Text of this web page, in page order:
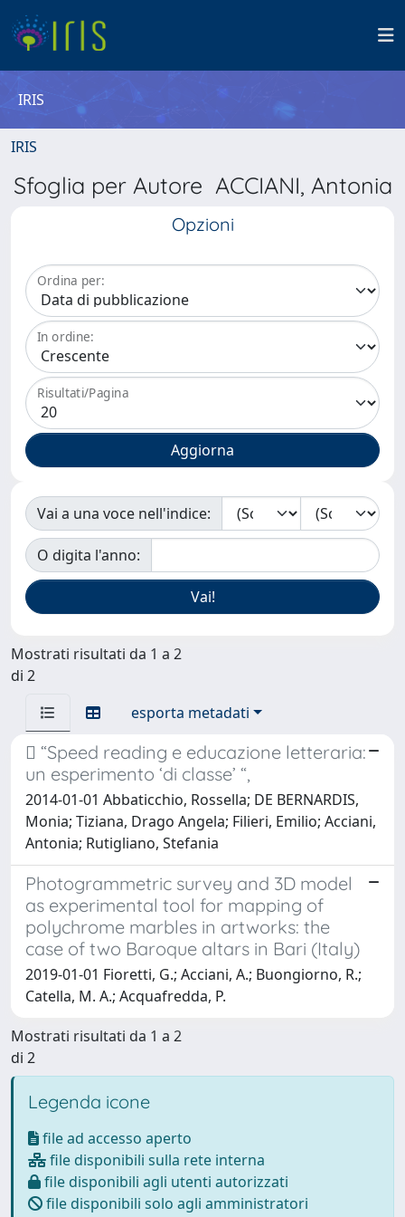
IRIS
IRIS
Sfoglia per Autore ACCIANI, Antonia
Opzioni
Ordina per:
In ordine:
Risultati/Pagina
Vai a una voce nell'indice:
O digita l'anno:
Mostrati risultati da 1 a 2
di 2
esporta metadati
 “Speed reading e educazione letteraria:
un esperimento ‘di classe’ “,
2014-01-01 Abbaticchio, Rossella; DE BERNARDIS,
Monia; Tiziana, Drago Angela; Filieri, Emilio; Acciani,
Antonia; Rutigliano, Stefania
Photogrammetric survey and 3D model
as experimental tool for mapping of
polychrome marbles in artworks: the
case of two Baroque altars in Bari (Italy)
2019-01-01 Fioretti, G.; Acciani, A.; Buongiorno, R.;
Catella, M. A.; Acquafredda, P.
Mostrati risultati da 1 a 2
di 2
Legenda icone
file ad accesso aperto
file disponibili sulla rete interna
file disponibili agli utenti autorizzati
file disponibili solo agli amministratori